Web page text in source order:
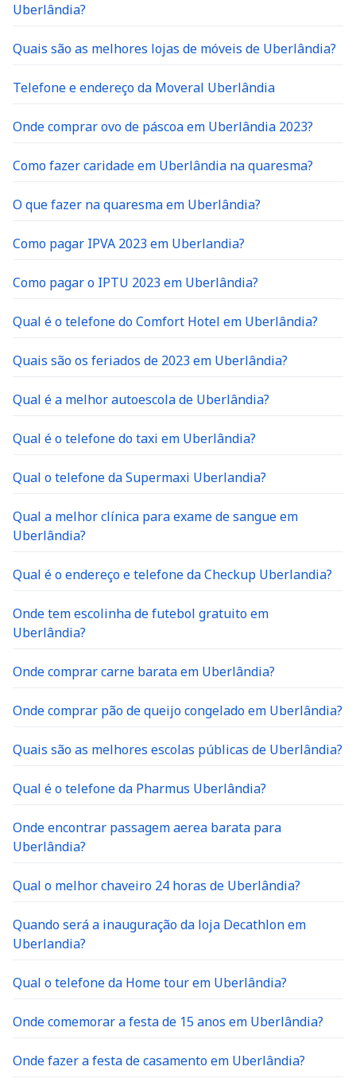
Uberlândia?
Quais são as melhores lojas de móveis de Uberlândia?
Telefone e endereço da Moveral Uberlândia
Onde comprar ovo de páscoa em Uberlândia 2023?
Como fazer caridade em Uberlândia na quaresma?
O que fazer na quaresma em Uberlândia?
Como pagar IPVA 2023 em Uberlandia?
Como pagar o IPTU 2023 em Uberlândia?
Qual é o telefone do Comfort Hotel em Uberlândia?
Quais são os feriados de 2023 em Uberlândia?
Qual é a melhor autoescola de Uberlândia?
Qual é o telefone do taxi em Uberlândia?
Qual o telefone da Supermaxi Uberlandia?
Qual a melhor clínica para exame de sangue em
Uberlândia?
Qual é o endereço e telefone da Checkup Uberlandia?
Onde tem escolinha de futebol gratuito em
Uberlândia?
Onde comprar carne barata em Uberlândia?
Onde comprar pão de queijo congelado em Uberlândia?
Quais são as melhores escolas públicas de Uberlândia?
Qual é o telefone da Pharmus Uberlândia?
Onde encontrar passagem aerea barata para
Uberlândia?
Qual o melhor chaveiro 24 horas de Uberlândia?
Quando será a inauguração da loja Decathlon em
Uberlandia?
Qual o telefone da Home tour em Uberlândia?
Onde comemorar a festa de 15 anos em Uberlândia?
Onde fazer a festa de casamento em Uberlândia?